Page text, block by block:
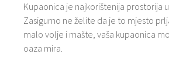
Kupaonica je najkorištenija prostorija
Zasigurno ne želite da je to mjesto
malo volje i mašte, vaša kupaonica
oaza mira.